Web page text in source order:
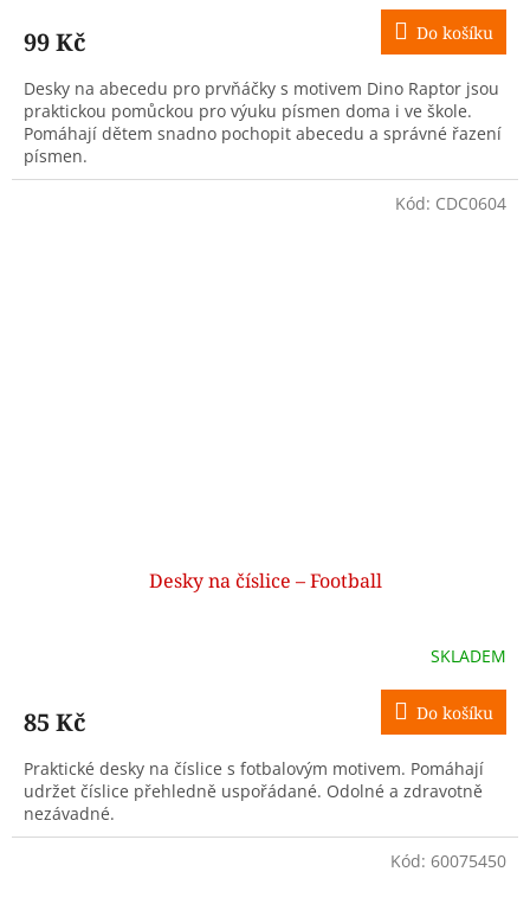
99 Kč Do košíku
Desky na abecedu pro prvňáčky s motivem Dino Raptor jsou
praktickou pomůckou pro výuku písmen doma i ve škole.
Pomáhají dětem snadno pochopit abecedu a správné řazení
písmen.
Desky na číslice – Football
SKLADEM
85 Kč Do košíku
Praktické desky na číslice s fotbalovým motivem. Pomáhají
udržet číslice přehledně uspořádané. Odolné a zdravotně
nezávadné.
Kód: CDC0604
Kód: 60075450